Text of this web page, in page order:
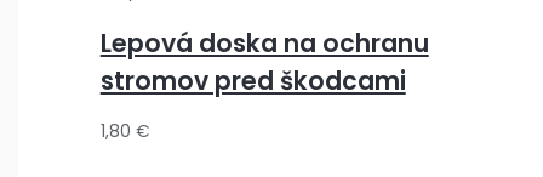
Lepová doska na ochranu
stromov pred škodcami
1,80 €